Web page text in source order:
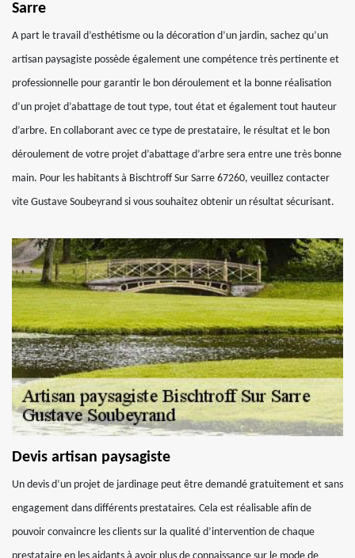
Sarre
A part le travail d’esthétisme ou la décoration d’un jardin, sachez qu’un
artisan paysagiste possède également une compétence très pertinente et
professionnelle pour garantir le bon déroulement et la bonne réalisation
d’un projet d’abattage de tout type, tout état et également tout hauteur
d’arbre. En collaborant avec ce type de prestataire, le résultat et le bon
déroulement de votre projet d’abattage d’arbre sera entre une très bonne
main. Pour les habitants à Bischtroff Sur Sarre 67260, veuillez contacter
vite Gustave Soubeyrand si vous souhaitez obtenir un résultat sécurisant.
Devis artisan paysagiste
Un devis d’un projet de jardinage peut être demandé gratuitement et sans
engagement dans différents prestataires. Cela est réalisable afin de
pouvoir convaincre les clients sur la qualité d’intervention de chaque